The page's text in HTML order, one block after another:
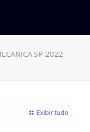
SP 2022 –
Exibir tudo